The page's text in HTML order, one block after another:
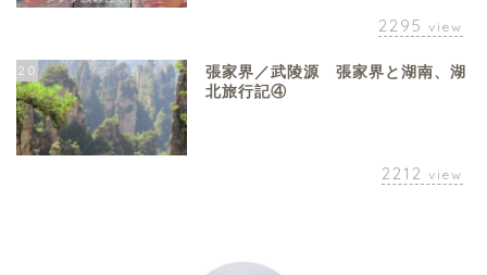
2295 view
20
張家界／武陵源 張家界と湖南、湖
北旅行記④
2212 view